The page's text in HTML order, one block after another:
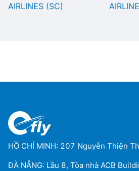
AIRLINES (SC)
HỒ CHÍ MINH: 207 Nguyễn Thiện
ĐÀ NẴNG: Lầu 8, Tòa nhà ACB